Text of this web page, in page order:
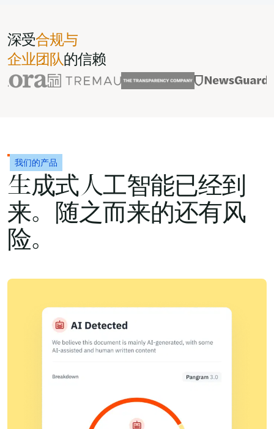
深受合规与
企业团队的信赖
我们的产品
生成式人工智能已经到
来。随之而来的还有风
险。